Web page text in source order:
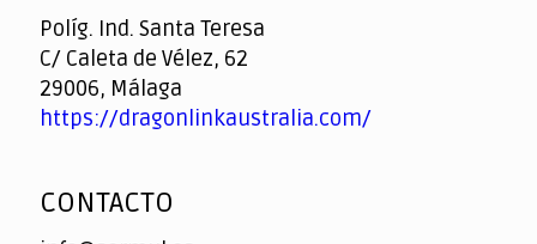
Políg. Ind. Santa Teresa
C/ Caleta de Vélez, 62
29006, Málaga
https://dragonlinkaustralia.com/
CONTACTO